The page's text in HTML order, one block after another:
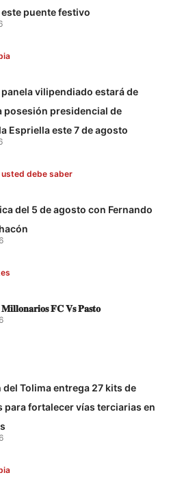
puente festivo
vilipendiado estará de
posesión presidencial de
Espriella este 7 de agosto
usted debe saber
del 5 de agosto con Fernando
𝐅𝐂 𝐕𝐬 𝐏𝐚𝐬𝐭𝐨
Tolima entrega 27 kits de
para fortalecer vías terciarias en